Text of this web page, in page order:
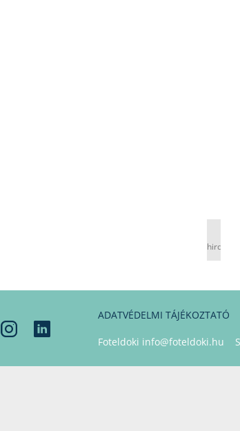
hirdetés
ADATVÉDELMI TÁJÉKOZTATÓ
Foteldoki info@foteldoki.hu